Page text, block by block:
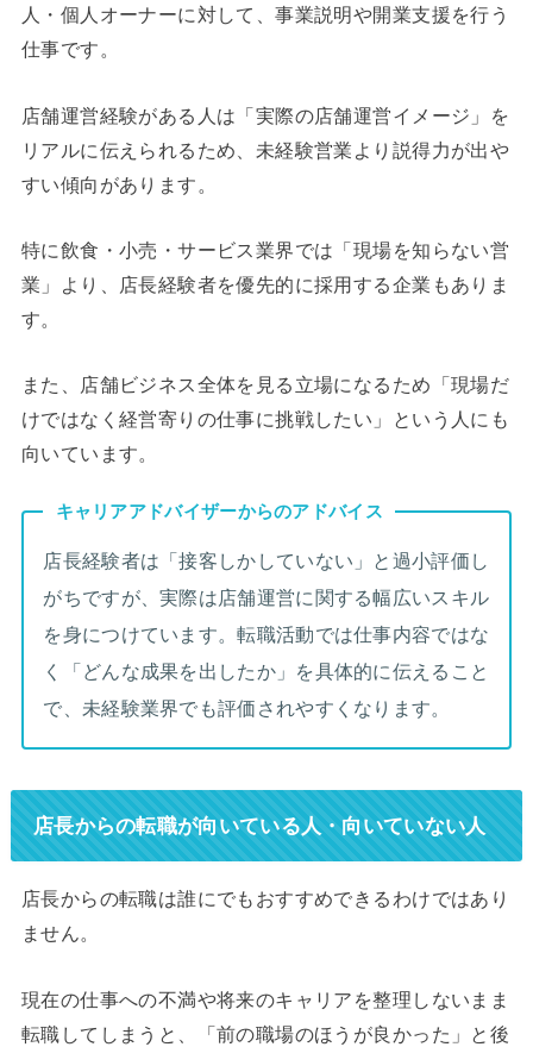
人・個人オーナーに対して、事業説明や開業支援を行う
仕事です。
店舗運営経験がある人は「実際の店舗運営イメージ」を
リアルに伝えられるため、未経験営業より説得力が出や
すい傾向があります。
特に飲食・小売・サービス業界では「現場を知らない営
業」より、店長経験者を優先的に採用する企業もありま
す。
また、店舗ビジネス全体を見る立場になるため「現場だ
けではなく経営寄りの仕事に挑戦したい」という人にも
向いています。
キャリアアドバイザーからのアドバイス
店長経験者は「接客しかしていない」と過小評価し
がちですが、実際は店舗運営に関する幅広いスキル
を身につけています。転職活動では仕事内容ではな
く「どんな成果を出したか」を具体的に伝えること
で、未経験業界でも評価されやすくなります。
店長からの転職が向いている人・向いていない人
店長からの転職は誰にでもおすすめできるわけではあり
ません。
現在の仕事への不満や将来のキャリアを整理しないまま
転職してしまうと、「前の職場のほうが良かった」と後